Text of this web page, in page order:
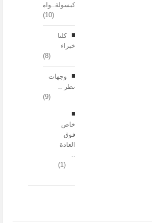
كبسولة..وامضة!
(10)
كلنا
خبراء
(8)
وجهات
نظر ..
(9)
خاص
فوق
العادة
..
(1)